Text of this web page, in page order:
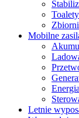
Toalety
Mobilne
Letnie